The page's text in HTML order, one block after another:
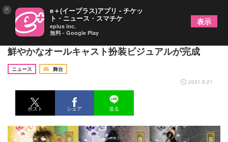
室龍太、麻央侑希、高田翔出演『春風外伝2021』色
鮮やかなオールキャスト扮装ビジュアルが完成
ニュース
舞台
2021.9.21
ポスト シェア 送る
× e＋(イープラス)アプリ - チケッ
ト・ニュース・スマチケ
eplus inc.
無料 - Google Play
表示